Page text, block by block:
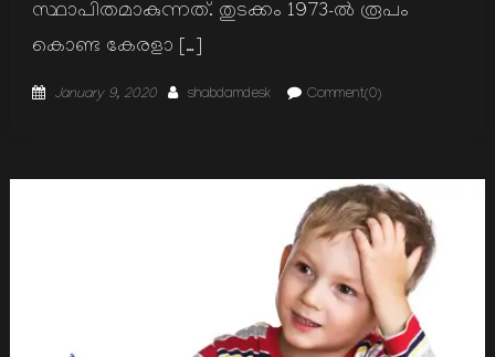
സ്ഥാപിതമാകുന്നത്. തുടക്കം 1973-ല്‍ രൂപം
കൊണ്ട കേരളാ […]
Posted
January 9, 2020 Author
shabdamdesk Comment(0)